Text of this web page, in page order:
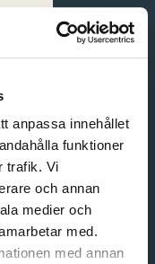
anpassa innehållet
funktioner
trafik. Vi
och annan
medier och
med.
med annan
English
Svenska